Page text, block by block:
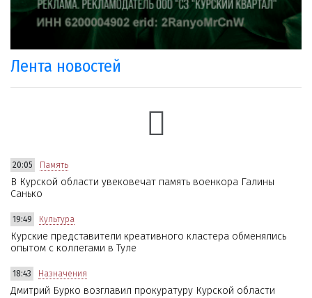
Лента новостей
20:05 Память
В Курской области увековечат память военкора Галины
Санько
19:49 Культура
Курские представители креативного кластера обменялись
опытом с коллегами в Туле
18:43 Назначения
Дмитрий Бурко возглавил прокуратуру Курской области